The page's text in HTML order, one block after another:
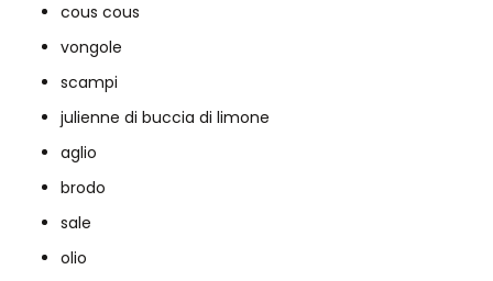
cous cous
vongole
scampi
julienne di buccia di limone
aglio
brodo
sale
olio